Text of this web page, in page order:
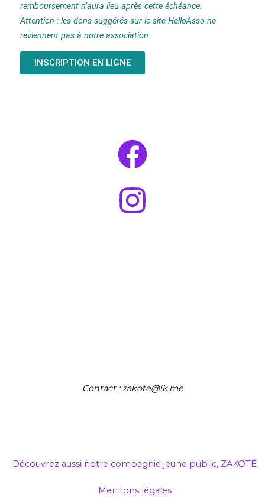
remboursement n’aura lieu après cette échéance.
Attention : les dons suggérés sur le site HelloAsso ne
reviennent pas à notre association
INSCRIPTION EN LIGNE
Contact : zakote@ik.me
Découvrez aussi notre compagnie jeune public, ZAKOTÉ
Mentions légales